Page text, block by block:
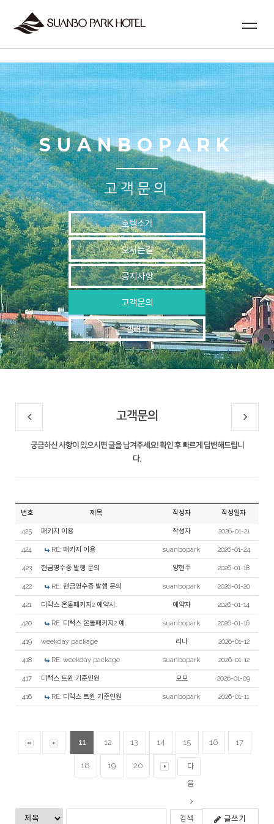
SUANBOPARK
고객문의
호텔소개
오시는길
공지사항
고객문의
갤러리
고객문의
궁금하신 사항이 있으시면 글을 남겨주세요! 확인 후 빠르게 답변해드립니
다.
번호 제목 작성자 작성일자
425 패키지 이용 작성자 2026-01-21
424 RE: 패키지 이용 suanbopark 2026-01-24
423 현금영수증 발행 문의 양현주 2026-01-18
422 RE: 현금영수증 발행 문의 suanbopark 2026-01-20
421 디럭스 온돌패키지2 예약시.. 예약자 2026-01-14
420 RE: 디럭스 온돌패키지2 예.. suanbopark 2026-01-16
419 weekday package 리나 2026-01-12
418 RE: weekday package suanbopark 2026-01-12
417 디럭스 트윈 기준인원 모모 2026-01-09
416 RE: 디럭스 트윈 기준인원 suanbopark 2026-01-11
11 12 13 14 15 16 17
18 19 20
다
음
글쓰기